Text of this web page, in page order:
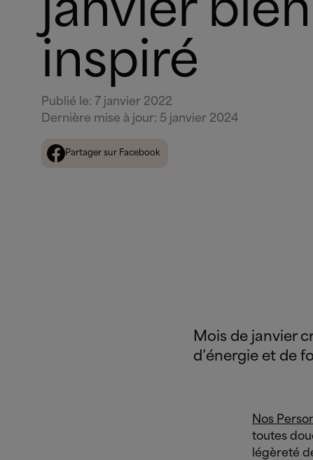
janvier bien
inspiré
Publié le: 7 janvier 2022
Dernière mise à jour: 5 janvier 2024
Partager sur Facebook
Mois de janvier
d’énergie et de
Nos
toutes
légèreté